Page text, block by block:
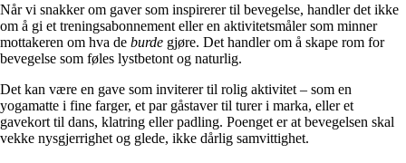
Når vi snakker om gaver som inspirerer til bevegelse, handler det ikke
om å gi et treningsabonnement eller en aktivitetsmåler som minner
mottakeren om hva de burde gjøre. Det handler om å skape rom for
bevegelse som føles lystbetont og naturlig.
Det kan være en gave som inviterer til rolig aktivitet – som en
yogamatte i fine farger, et par gåstaver til turer i marka, eller et
gavekort til dans, klatring eller padling. Poenget er at bevegelsen skal
vekke nysgjerrighet og glede, ikke dårlig samvittighet.